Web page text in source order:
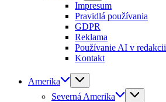
Impresum
Pravidlá používania
GDPR
Reklama
Používanie AI v redakcii
Kontakt
Amerika
Severná Amerika